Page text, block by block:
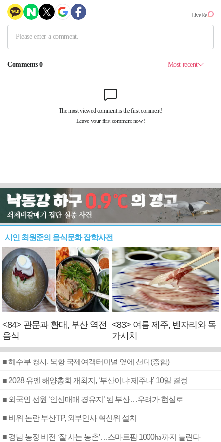
시인 최원준의 음식문화 잡학사전
<84> 관문과 환대, 부산 역전
음식
<83> 여름 제주, 벤자리와 독
가시치
■ 해수부 청사, 북항 국제여객터미널 옆에 선다(종합)
■ 2028 유엔 해양총회 개최지, ‘부산이냐 제주냐’ 10일 결정
■ 외국인 선원 ‘인신매매 경유지’ 된 부산…우려가 현실로
■ 비위 논란 부산TP, 외부인사 혁신위 설치
■ 경남 농정 비전 ‘잘 사는 농촌’…스마트팜 1000㏊까지 늘린다